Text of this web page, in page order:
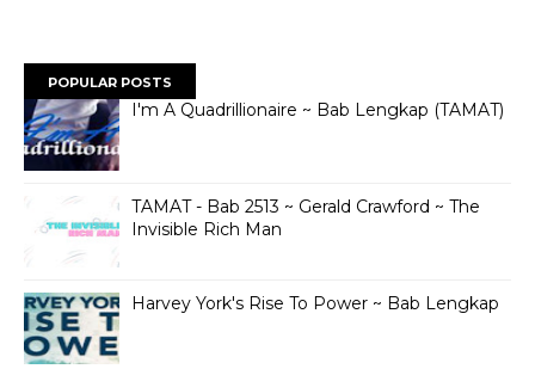
POPULAR POSTS
I'm A Quadrillionaire ~ Bab Lengkap (TAMAT)
TAMAT - Bab 2513 ~ Gerald Crawford ~ The
Invisible Rich Man
Harvey York's Rise To Power ~ Bab Lengkap